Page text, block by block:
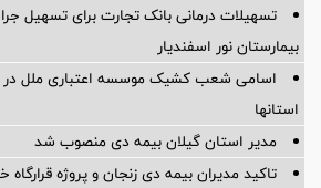
تسهیلات درمانی بانک تجارت برای تسهیل
بیمارستان نور اسفندیار
استانها
مدیر استان گیلان بیمه دی منصوب شد
تاکید مدیران بیمه دی زنجان و پروژه قرارگاه